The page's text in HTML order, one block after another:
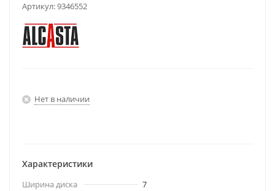
Артикул:9346552
Нет в наличии
Характеристики
Ширина диска 7